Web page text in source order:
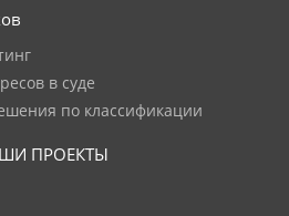
в суде
по классификации
ПРОЕКТЫ